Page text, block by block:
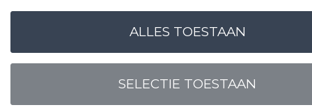
LOGIN VOOR PRIJS
SELECTIE TOESTAAN
ALLES TOESTAAN